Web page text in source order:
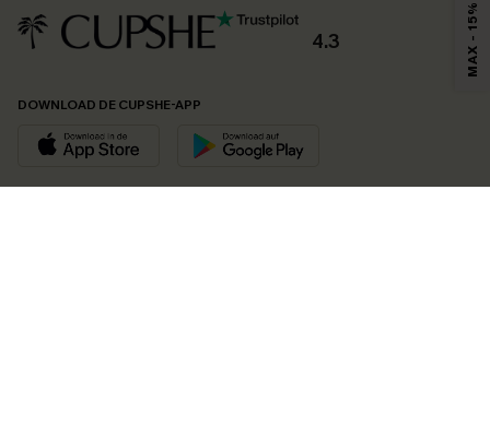
4.3
DOWNLOAD DE CUPSHE-APP
MAX - 15%